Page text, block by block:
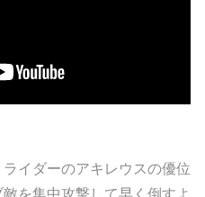
ライダーのアキレウスの優位
を集中攻撃して早く倒すよ